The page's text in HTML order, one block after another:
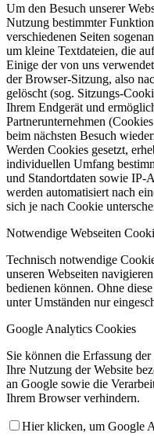
Vorstand
Um den Besuch unserer
Nutzung bestimmter
verschiedenen Seiten
um kleine Textdateien, die
Einige der von uns
der Browser-Sitzung, also
gelöscht (sog. Sitzungs-
Ihrem Endgerät und
Partnerunternehmen
beim nächsten Besuch
Werden Cookies gesetzt,
individuellen Umfang
und Standortdaten sowie IP-
werden automatisiert nach
sich je nach Cookie
Notwendige Webseiten
Technisch notwendige
unseren Webseiten
bedienen können. Ohne
unter Umständen nur
Google Analytics Cookies
Sie können die Erfassung
Ihre Nutzung der Website
an Google sowie die
Ihrem Browser verhindern.
Hier klicken, um Google